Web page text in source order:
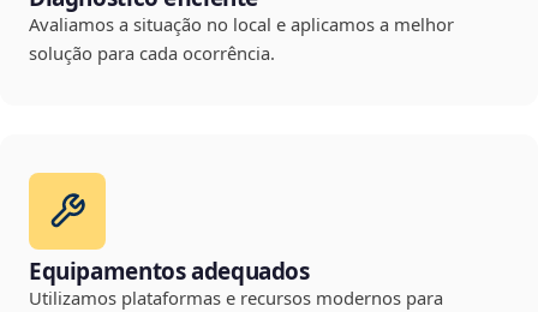
Avaliamos a situação no local e aplicamos a melhor
solução para cada ocorrência.
Equipamentos adequados
Utilizamos plataformas e recursos modernos para